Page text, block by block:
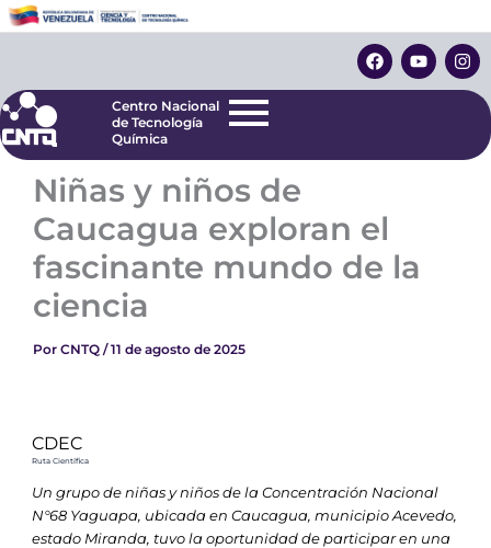
al
F
a
c
o
Y
o
u
e
I
n
s
r
Centro Nacional
de Tecnología
Centro Nacional
de Tecnología
Química
Niñas y niños de
Caucagua exploran el
fascinante mundo de la
ciencia
Por CNTQ /11 de agosto de 2025
CDEC
Ruta Científica
Un grupo de niñas y niños de la Concentración Nacional
N°68 Yaguapa, ubicada en Caucagua, municipio Acevedo,
estado Miranda, tuvo la oportunidad de participar en una